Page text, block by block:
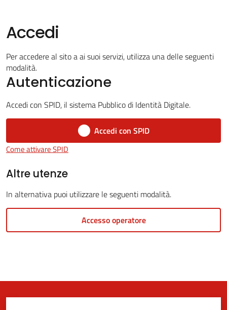
Casalfiumanese
on-
gli
Accedi
Per accedere al sito a ai suoi servizi, utilizza una delle seguenti
modalità.
Autenticazione
Accedi con SPID, il sistema Pubblico di Identità Digitale.
Accedi con SPID
Come attivare SPID
Altre utenze
In alternativa puoi utilizzare le seguenti modalità.
Accesso operatore